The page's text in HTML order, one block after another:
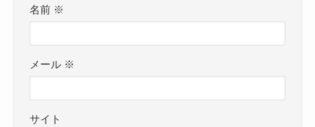
名前 ※
メール ※
サイト